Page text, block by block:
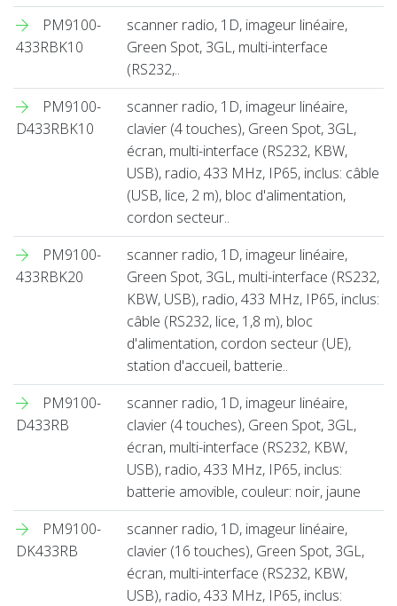
PM9100-
433RBK10
scanner radio, 1D, imageur linéaire,
Green Spot, 3GL, multi-interface
(RS232,..
PM9100-
D433RBK10
scanner radio, 1D, imageur linéaire,
clavier (4 touches), Green Spot, 3GL,
écran, multi-interface (RS232, KBW,
USB), radio, 433 MHz, IP65, inclus: câble
(USB, lice, 2 m), bloc d'alimentation,
cordon secteur..
PM9100-
433RBK20
scanner radio, 1D, imageur linéaire,
Green Spot, 3GL, multi-interface (RS232,
KBW, USB), radio, 433 MHz, IP65, inclus:
câble (RS232, lice, 1,8 m), bloc
d'alimentation, cordon secteur (UE),
station d'accueil, batterie..
PM9100-
D433RB
scanner radio, 1D, imageur linéaire,
clavier (4 touches), Green Spot, 3GL,
écran, multi-interface (RS232, KBW,
USB), radio, 433 MHz, IP65, inclus:
batterie amovible, couleur: noir, jaune
PM9100-
DK433RB
scanner radio, 1D, imageur linéaire,
clavier (16 touches), Green Spot, 3GL,
écran, multi-interface (RS232, KBW,
USB), radio, 433 MHz, IP65, inclus: